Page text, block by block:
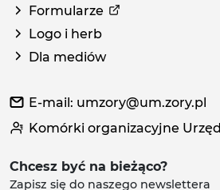
Formularze
Logo i herb
Dla mediów
E-mail: umzory@um.zory.pl
Komórki organizacyjne
Chcesz być na bieżąco?
Zapisz się do naszego newslettera